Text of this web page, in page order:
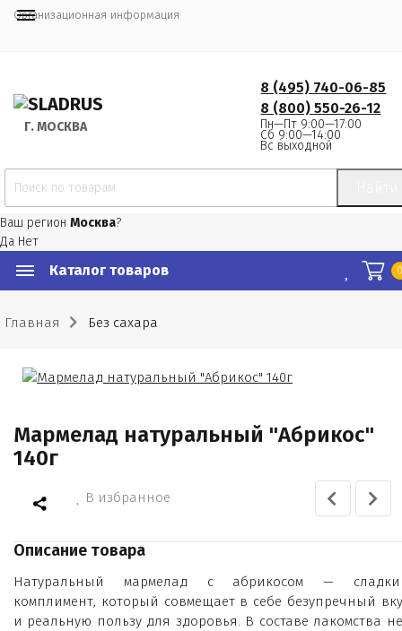
Организационная информация
Г. МОСКВА
8 (495) 740-06-85
8 (800) 550-26-12
Пн—Пт 9:00—17:00
Сб 9:00—14:00
Вс выходной
Ваш регион Москва?
Да Нет
Каталог товаров
Главная Без сахара
Мармелад натуральный "Абрикос"
140г
В избранное
Описание товара
Натуральный мармелад с абрикосом —
комплимент, который совмещает в себе безупречный
и реальную пользу для здоровья. В составе лакомства